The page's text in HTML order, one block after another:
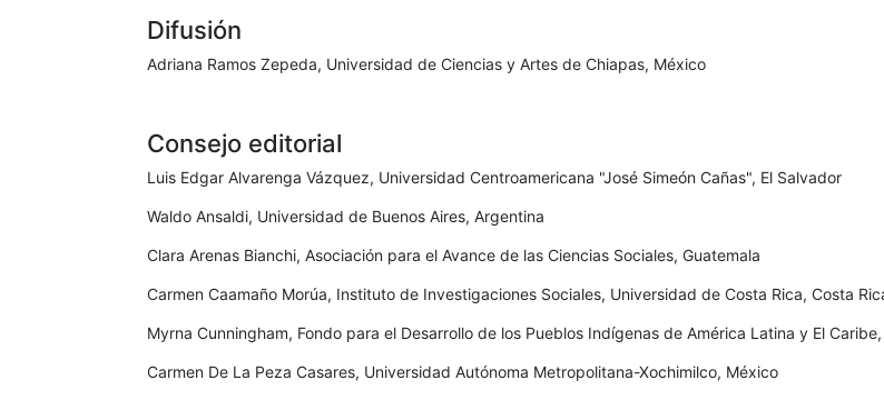
Difusión
Adriana Ramos Zepeda, Universidad de Ciencias y Artes de Chiapas, México
Consejo editorial
Luis Edgar Alvarenga Vázquez, Universidad Centroamericana "José Simeón Cañas", El Salvador
Waldo Ansaldi, Universidad de Buenos Aires, Argentina
Clara Arenas Bianchi, Asociación para el Avance de las Ciencias Sociales, Guatemala
Carmen Caamaño Morúa, Instituto de Investigaciones Sociales, Universidad de Costa Rica, Costa
Myrna Cunningham, Fondo para el Desarrollo de los Pueblos Indígenas de América Latina y El
Carmen De La Peza Casares, Universidad Autónoma Metropolitana-Xochimilco, México